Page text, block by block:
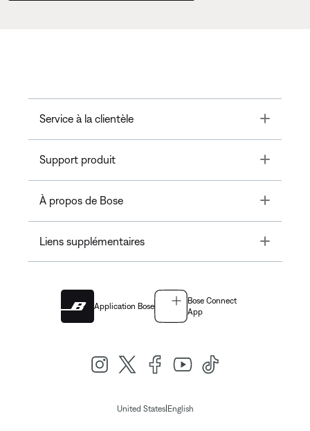
Service à la clientèle Toggle
Support produit Toggle
À propos de Bose Toggle
Liens supplémentaires Toggle
Application Bose
Bose Connect
App
United States| English